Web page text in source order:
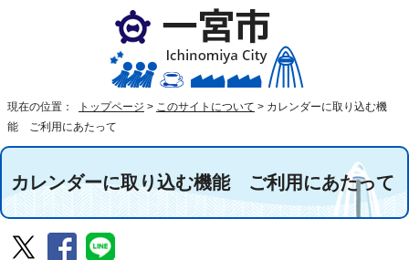
現在の位置： トップページ > このサイトについて > カレンダーに取り込む機
能 ご利用にあたって
カレンダーに取り込む機能 ご利用にあたって